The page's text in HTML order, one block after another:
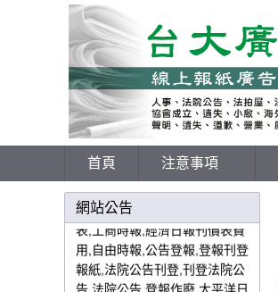
首頁 注意事項
網站公告
198報紙刊登網
各報廣告價格表,登報中國時報,
表,工商時報,經濟日報刊價表費
用,自由時報,公告登報,登報刊登
報紙,法院公告刊登,刊登法院公
告,法院公告,登報作廢,太平洋日
報,英文海外版,爽報民眾日報,求